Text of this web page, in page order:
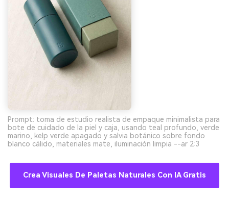
Prompt: toma de estudio realista de empaque minimalista para
bote de cuidado de la piel y caja, usando teal profundo, verde
marino, kelp verde apagado y salvia botánico sobre fondo
blanco cálido, materiales mate, iluminación limpia --ar 2:3
Crea Visuales De Paletas Naturales Con IA Gratis